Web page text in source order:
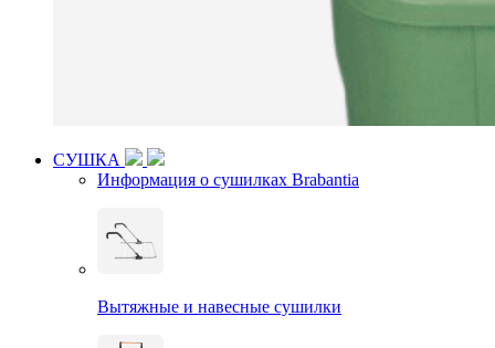
СУШКА
Информация о сушилках Brabantia
Вытяжные и навесные сушилки